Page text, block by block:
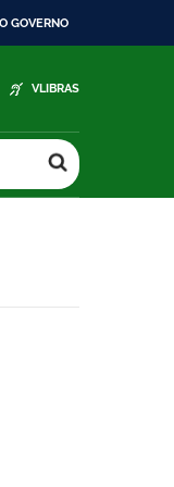
GOVERNO
VLIBRAS